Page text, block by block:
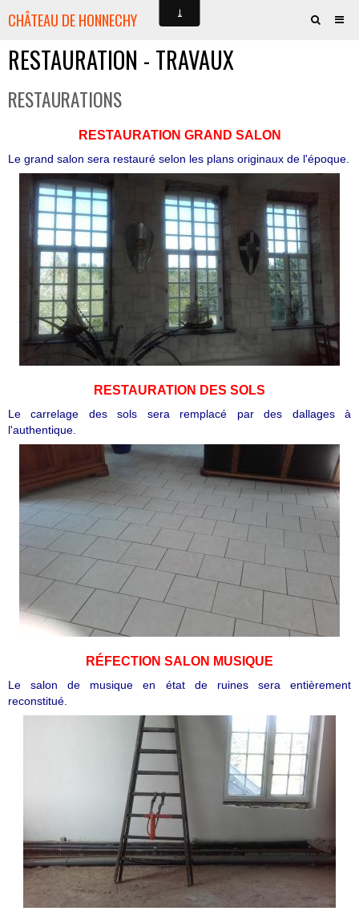
CHÂTEAU DE HONNECHY
QUI SOMMES-NOUS ?
AMIS DU CHÂTEAU
CULTURE - SPECTACLES
JE SOUTIENS LE PROJET
LA BOUTIQUE
CONTACTS
PRESSE
RESTAURATION - TRAVAUX
RESTAURATIONS
RESTAURATION GRAND SALON
Le grand salon sera restauré selon les plans originaux de l'époque.
RESTAURATION DES SOLS
Le carrelage des sols sera remplacé par des dallages à
l'authentique.
RÉFECTION SALON MUSIQUE
Le salon de musique en état de ruines sera entièrement
reconstitué.